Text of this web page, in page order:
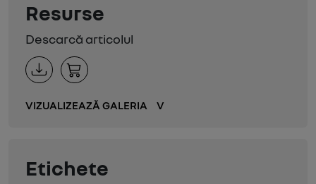
Resurse
Descarcă articolul
VIZUALIZEAZĂ GALERIA V
Etichete